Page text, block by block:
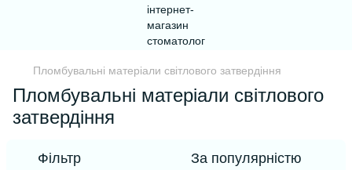
Пломбувальні матеріали світлового затвердіння
Пломбувальні матеріали світлового
затвердіння
Фільтр За популярністю